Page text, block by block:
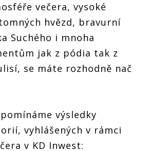
večera, vysoké
hvězd, bravurní
Suchého i mnoha
jak z pódia tak z
se máte rozhodně nač
výsledky
vyhlášených v rámci
v KD Inwest: